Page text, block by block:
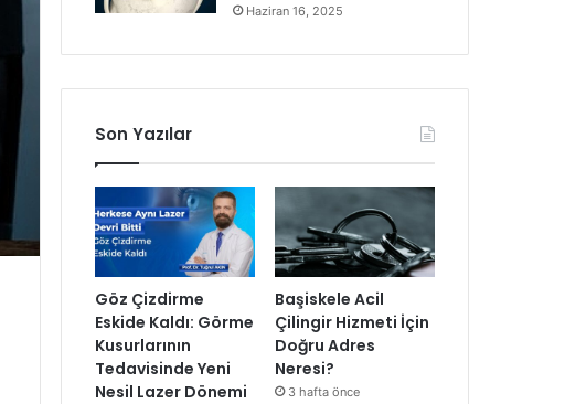
Haziran 16, 2025
Son Yazılar
Göz Çizdirme
Eskide Kaldı: Görme
Kusurlarının
Tedavisinde Yeni
Nesil Lazer Dönemi
Başiskele Acil
Çilingir Hizmeti İçin
Doğru Adres
Neresi?
3 hafta önce